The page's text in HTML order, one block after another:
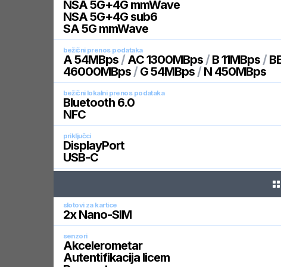
NSA 5G+4G mmWave
NSA 5G+4G sub6
SA 5G mmWave
bežični prenos podataka
A 54MBps/ AC 1300MBps/ B 11MBps/
46000MBps/ G 54MBps/ N 450MBps
bežični lokalni prenos podataka
Bluetooth 6.0
NFC
priključci
DisplayPort
USB-C
slotovi za kartice
2x Nano-SIM
senzori
Akcelerometar
Autentifikacija licem